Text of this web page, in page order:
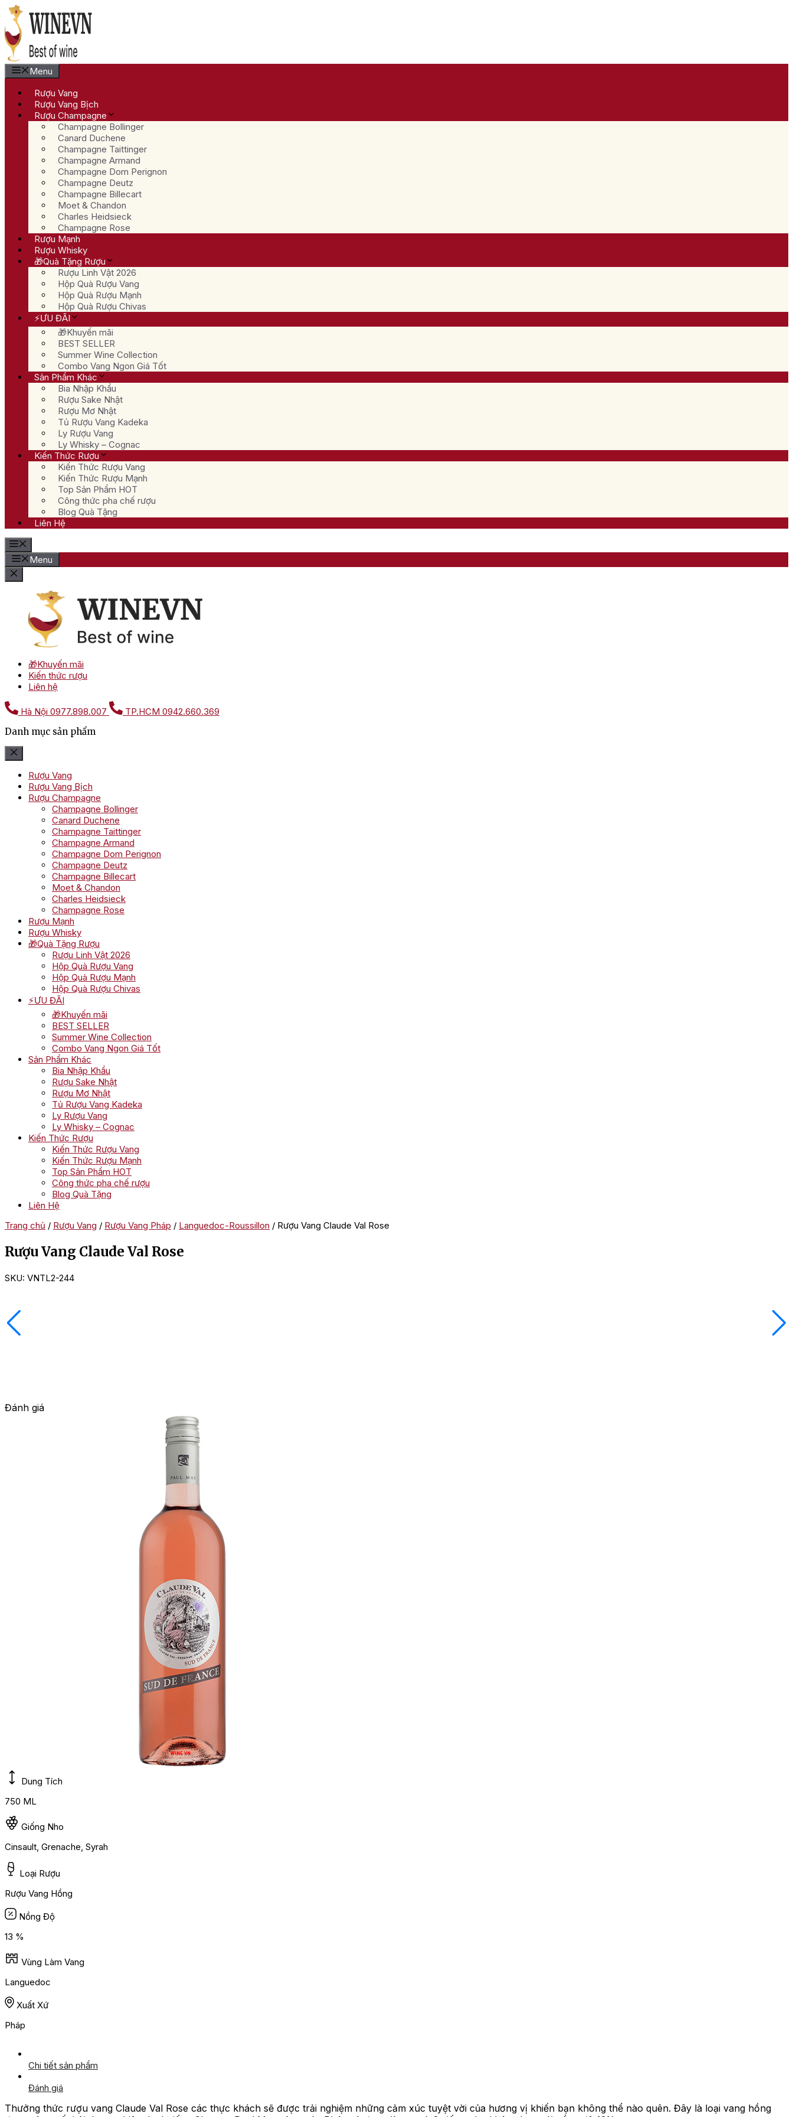
Chuyển
đến
nội
dung
Menu
Rượu Vang
Rượu Vang Bịch
Rượu Champagne
Champagne Bollinger
Canard Duchene
Champagne Taittinger
Champagne Armand
Champagne Dom Perignon
Champagne Deutz
Champagne Billecart
Moet & Chandon
Charles Heidsieck
Champagne Rose
Rượu Mạnh
Rượu Whisky
🎁Quà Tặng Rượu
Rượu Linh Vật 2026
Hộp Quà Rượu Vang
Hộp Quà Rượu Mạnh
Hộp Quà Rượu Chivas
⚡ƯU ĐÃI
🎁Khuyến mãi
BEST SELLER
Summer Wine Collection
Combo Vang Ngon Giá Tốt
Sản Phẩm Khác
Bia Nhập Khẩu
Rượu Sake Nhật
Rượu Mơ Nhật
Tủ Rượu Vang Kadeka
Ly Rượu Vang
Ly Whisky – Cognac
Kiến Thức Rượu
Kiến Thức Rượu Vang
Kiến Thức Rượu Mạnh
Top Sản Phẩm HOT
Công thức pha chế rượu
Blog Quà Tặng
Liên Hệ
Menu
🎁Khuyến mãi
Kiến thức rượu
Liên hệ
Hà Nội 0977.898.007 TP.HCM 0942.660.369
Danh mục sản phẩm
Rượu Vang
Rượu Vang Bịch
Rượu Champagne
Champagne Bollinger
Canard Duchene
Champagne Taittinger
Champagne Armand
Champagne Dom Perignon
Champagne Deutz
Champagne Billecart
Moet & Chandon
Charles Heidsieck
Champagne Rose
Rượu Mạnh
Rượu Whisky
🎁Quà Tặng Rượu
Rượu Linh Vật 2026
Hộp Quà Rượu Vang
Hộp Quà Rượu Mạnh
Hộp Quà Rượu Chivas
⚡ƯU ĐÃI
🎁Khuyến mãi
BEST SELLER
Summer Wine Collection
Combo Vang Ngon Giá Tốt
Sản Phẩm Khác
Bia Nhập Khẩu
Rượu Sake Nhật
Rượu Mơ Nhật
Tủ Rượu Vang Kadeka
Ly Rượu Vang
Ly Whisky – Cognac
Kiến Thức Rượu
Kiến Thức Rượu Vang
Kiến Thức Rượu Mạnh
Top Sản Phẩm HOT
Công thức pha chế rượu
Blog Quà Tặng
Liên Hệ
Trang chủ / Rượu Vang / Rượu Vang Pháp / Languedoc-Roussillon / Rượu Vang Claude Val Rose
Rượu Vang Claude Val Rose
SKU: VNTL2-244
Đánh giá
Dung Tích
750 ML
Giống Nho
Cinsault, Grenache, Syrah
Loại Rượu
Rượu Vang Hồng
Nồng Độ
13 %
Vùng Làm Vang
Languedoc
Xuất Xứ
Pháp
Chi tiết sản phẩm
Đánh giá
Thưởng thức rượu vang Claude Val Rose các thực khách sẽ được trải nghiệm những cảm xúc tuyệt vời của hương vị khiến bạn không thể nào quên. Đây là loại vang hồng